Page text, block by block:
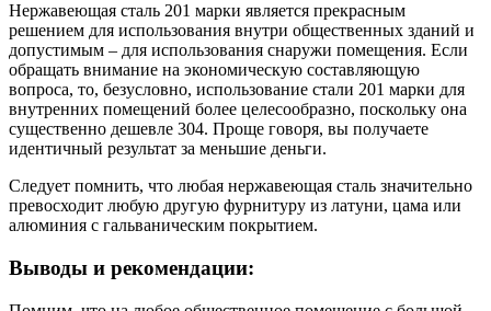
Нержавеющая сталь 201 марки является прекрасным
решением для использования внутри общественных зданий и
допустимым – для использования снаружи помещения. Если
обращать внимание на экономическую составляющую
вопроса, то, безусловно, использование стали 201 марки для
внутренних помещений более целесообразно, поскольку она
существенно дешевле 304. Проще говоря, вы получаете
идентичный результат за меньшие деньги.
Следует помнить, что любая нержавеющая сталь значительно
превосходит любую другую фурнитуру из латуни, цама или
алюминия с гальваническим покрытием.
Выводы и рекомендации: